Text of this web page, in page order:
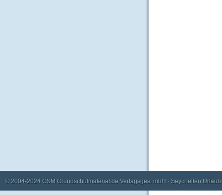
© 2004-2024 GSM Grundschulmaterial.de Verlagsges. mbH · Seychellen Urlaub